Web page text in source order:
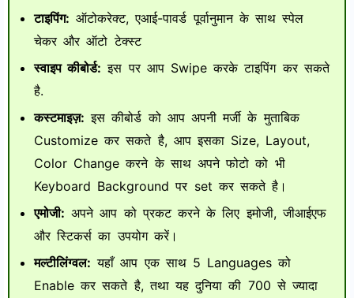
टाइपिंग: ऑटोकरेक्ट, एआई-पावर्ड पूर्वानुमान के साथ स्पेल
चेकर और ऑटो टेक्स्ट
स्वाइप कीबोर्ड: इस पर आप Swipe करके टाइपिंग कर सकते
है.
कस्टमाइज़: इस कीबोर्ड को आप अपनी मर्जी के मुताबिक
Customize कर सकते है, आप इसका Size, Layout,
Color Change करने के साथ अपने फोटो को भी
Keyboard Background पर set कर सकते है।
एमोजी: अपने आप को प्रकट करने के लिए इमोजी, जीआईएफ
और स्टिकर्स का उपयोग करें।
मल्टीलिंग्वल: यहाँ आप एक साथ 5 Languages को
Enable कर सकते है, तथा यह दुनिया की 700 से ज्यादा